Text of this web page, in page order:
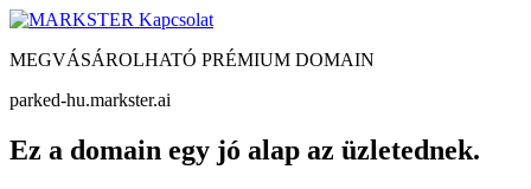
Kapcsolat
MEGVÁSÁROLHATÓ PRÉMIUM DOMAIN
parked-hu.markster.ai
Ez a domain egy jó alap az üzletednek.